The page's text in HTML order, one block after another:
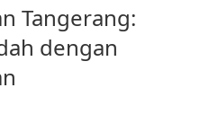
Tangerang:
dengan